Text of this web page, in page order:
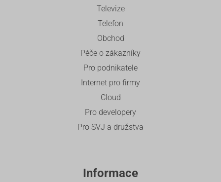
Televize
Telefon
Obchod
Péče o zákazníky
Pro podnikatele
Internet pro firmy
Cloud
Pro developery
Pro SVJ a družstva
Informace